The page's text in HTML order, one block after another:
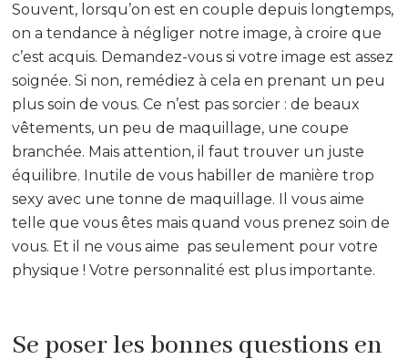
Souvent, lorsqu’on est en couple depuis longtemps,
on a tendance à négliger notre image, à croire que
c’est acquis. Demandez-vous si votre image est assez
soignée. Si non, remédiez à cela en prenant un peu
plus soin de vous. Ce n’est pas sorcier : de beaux
vêtements, un peu de maquillage, une coupe
branchée. Mais attention, il faut trouver un juste
équilibre. Inutile de vous habiller de manière trop
sexy avec une tonne de maquillage. Il vous aime
telle que vous êtes mais quand vous prenez soin de
vous. Et il ne vous aime pas seulement pour votre
physique ! Votre personnalité est plus importante.
Se poser les bonnes questions en